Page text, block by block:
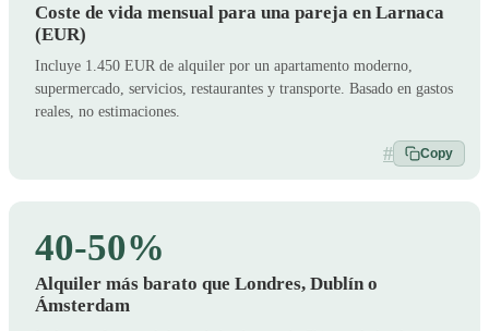
Coste de vida mensual para una pareja en Larnaca
(EUR)
Incluye 1.450 EUR de alquiler por un apartamento moderno,
supermercado, servicios, restaurantes y transporte. Basado en gastos
reales, no estimaciones.
# Copy
40-50%
Alquiler más barato que Londres, Dublín o
Ámsterdam